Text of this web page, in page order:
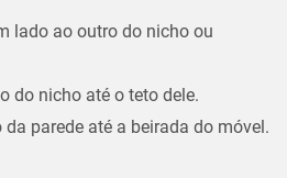
lado ao outro do nicho ou
do nicho até o teto dele.
da parede até a beirada do móvel.